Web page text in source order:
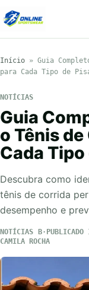
Início » Guia
para Cada Tipo de
NOTÍCIAS
Guia
o Tênis
Cada
Descubra como
tênis de corrida
desempenho e
NOTÍCIAS
CAMILA ROCHA